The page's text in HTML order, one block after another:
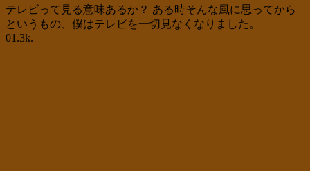
テレビって見る意味あるか？ ある時そんな風に思ってから
というもの、僕はテレビを一切見なくなりました。
01.3k.